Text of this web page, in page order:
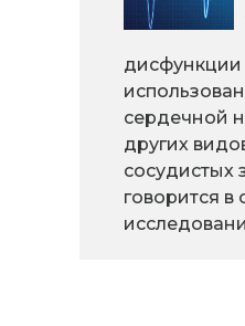
дисфункции
сердечной
других
сосудистых
говорится